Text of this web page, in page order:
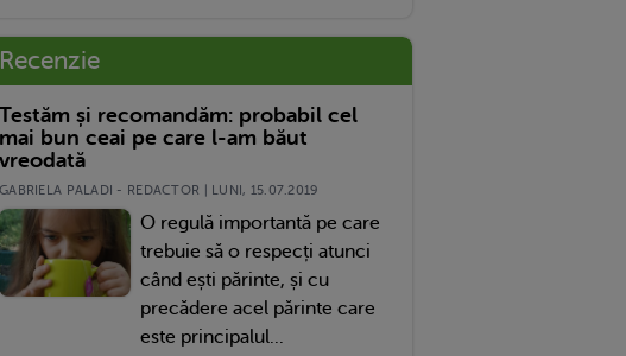
Recenzie
Testăm și recomandăm: probabil cel
mai bun ceai pe care l-am băut
vreodată
GABRIELA PALADI - REDACTOR | LUNI, 15.07.2019
O regulă importantă pe care
trebuie să o respecți atunci
când ești părinte, și cu
precădere acel părinte care
este principalul...